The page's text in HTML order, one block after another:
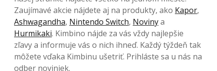
Zaujímavé akcie nájdete aj na produkty, ako Kapor,
Ashwagandha, Nintendo Switch, Novinya
Hurmikaki. Kimbino nájde za vás vždy najlepšie
zľavy a informuje vás o nich ihneď. Každý týždeň tak
môžete vďaka Kimbinu ušetriť. Prihláste sa u nás na
odber noviniek.